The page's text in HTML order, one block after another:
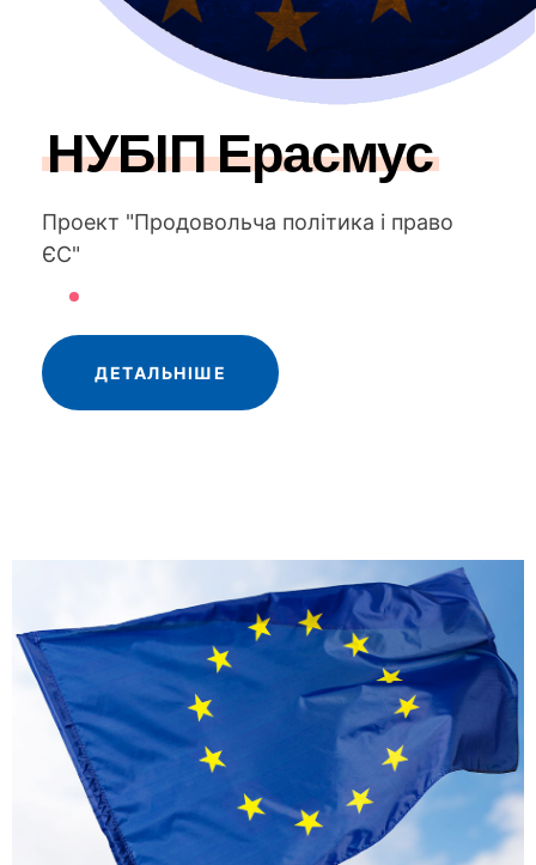
НУБІП Ерасмус
Проект "Продовольча політика і право
ЄС"
ДЕТАЛЬНІШЕ